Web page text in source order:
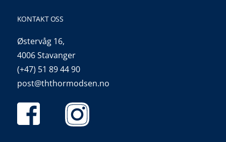
KONTAKT OSS
Østervåg 16,
4006 Stavanger
(+47) 51 89 44 90
post@ththormodsen.no